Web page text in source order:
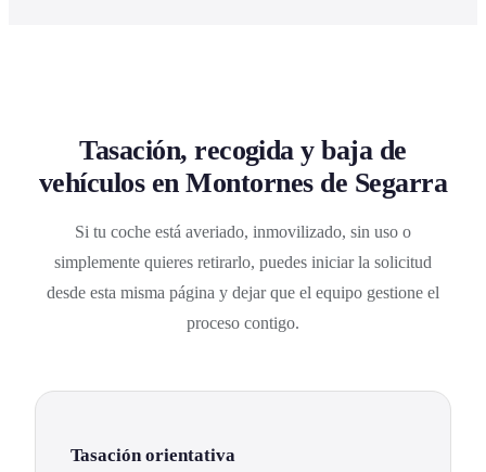
Tasación, recogida y baja de
vehículos en Montornes de Segarra
Si tu coche está averiado, inmovilizado, sin uso o
simplemente quieres retirarlo, puedes iniciar la solicitud
desde esta misma página y dejar que el equipo gestione el
proceso contigo.
Tasación orientativa